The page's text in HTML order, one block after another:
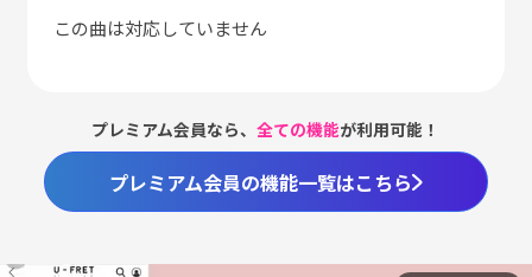
この曲は対応していません
プレミアム会員なら、全ての機能が利用可能！
プレミアム会員の機能一覧はこちら